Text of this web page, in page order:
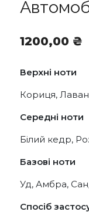
1200,00 ₴
Верхні ноти
Кориця,
Середні ноти
Білий кедр,
Базові ноти
Уд, Амбра,
Спосіб